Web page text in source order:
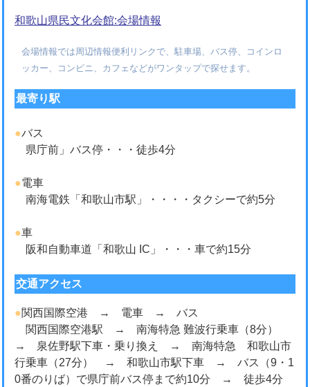
和歌山県民文化会館:会場情報
会場情報では周辺情報便利リンクで、駐車場、バス停、コインロ
ッカー、コンビニ、カフェなどがワンタップで探せます。
最寄り駅
●バス
県庁前」バス停・・・徒歩4分
●電車
南海電鉄「和歌山市駅」・・・・タクシーで約5分
●車
阪和自動車道「和歌山 IC」・・・車で約15分
交通アクセス
●関西国際空港 → 電車 → バス
関西国際空港駅 → 南海特急 難波行乗車（8分）
→ 泉佐野駅下車・乗り換え → 南海特急 和歌山市
行乗車（27分） → 和歌山市駅下車 → バス（9・1
0番のりば）で県庁前バス停まで約10分 → 徒歩4分